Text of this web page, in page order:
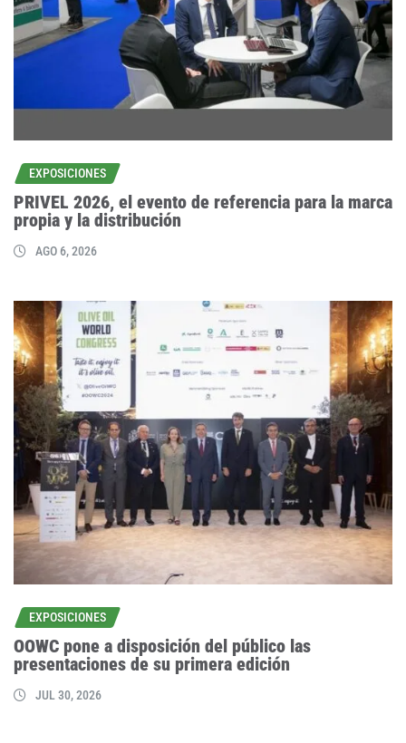
EXPOSICIONES
PRIVEL 2026, el evento de referencia para la marca
propia y la distribución
AGO 6, 2026
EXPOSICIONES
OOWC pone a disposición del público las
presentaciones de su primera edición
JUL 30, 2026